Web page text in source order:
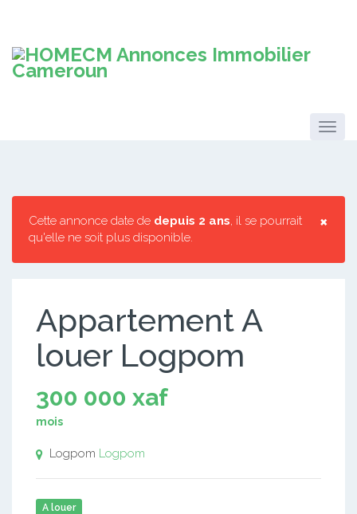
×
Cette annonce date de depuis 2 ans, il se pourrait
qu'elle ne soit plus disponible.
Appartement A
louer Logpom
300 000 xaf
mois
Logpom Logpom
A louer